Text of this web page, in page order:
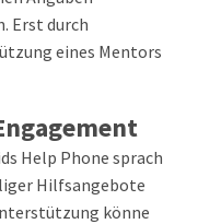
Erst durch
eines Mentors
Help Phone sprach
Hilfsangebote
könne